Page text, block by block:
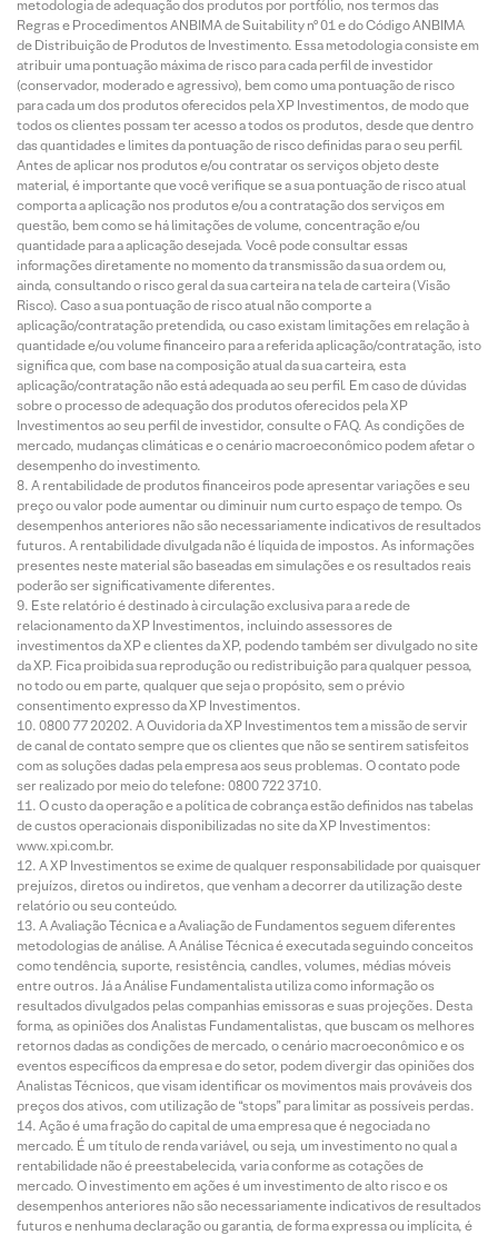
metodologia de adequação dos produtos por portfólio, nos termos das
Regras e Procedimentos ANBIMA de Suitability nº 01 e do Código ANBIMA
de Distribuição de Produtos de Investimento. Essa metodologia consiste em
atribuir uma pontuação máxima de risco para cada perfil de investidor
(conservador, moderado e agressivo), bem como uma pontuação de risco
para cada um dos produtos oferecidos pela XP Investimentos, de modo que
todos os clientes possam ter acesso a todos os produtos, desde que dentro
das quantidades e limites da pontuação de risco definidas para o seu perfil.
Antes de aplicar nos produtos e/ou contratar os serviços objeto deste
material, é importante que você verifique se a sua pontuação de risco atual
comporta a aplicação nos produtos e/ou a contratação dos serviços em
questão, bem como se há limitações de volume, concentração e/ou
quantidade para a aplicação desejada. Você pode consultar essas
informações diretamente no momento da transmissão da sua ordem ou,
ainda, consultando o risco geral da sua carteira na tela de carteira (Visão
Risco). Caso a sua pontuação de risco atual não comporte a
aplicação/contratação pretendida, ou caso existam limitações em relação à
quantidade e/ou volume financeiro para a referida aplicação/contratação, isto
significa que, com base na composição atual da sua carteira, esta
aplicação/contratação não está adequada ao seu perfil. Em caso de dúvidas
sobre o processo de adequação dos produtos oferecidos pela XP
Investimentos ao seu perfil de investidor, consulte o FAQ. As condições de
mercado, mudanças climáticas e o cenário macroeconômico podem afetar o
desempenho do investimento.
A rentabilidade de produtos financeiros pode apresentar variações e seu
preço ou valor pode aumentar ou diminuir num curto espaço de tempo. Os
desempenhos anteriores não são necessariamente indicativos de resultados
futuros. A rentabilidade divulgada não é líquida de impostos. As informações
presentes neste material são baseadas em simulações e os resultados reais
poderão ser significativamente diferentes.
Este relatório é destinado à circulação exclusiva para a rede de
relacionamento da XP Investimentos, incluindo assessores de
investimentos da XP e clientes da XP, podendo também ser divulgado no site
da XP. Fica proibida sua reprodução ou redistribuição para qualquer pessoa,
no todo ou em parte, qualquer que seja o propósito, sem o prévio
consentimento expresso da XP Investimentos.
0800 77 20202. A Ouvidoria da XP Investimentos tem a missão de servir
de canal de contato sempre que os clientes que não se sentirem satisfeitos
com as soluções dadas pela empresa aos seus problemas. O contato pode
ser realizado por meio do telefone: 0800 722 3710.
O custo da operação e a política de cobrança estão definidos nas tabelas
de custos operacionais disponibilizadas no site da XP Investimentos:
www.xpi.com.br.
A XP Investimentos se exime de qualquer responsabilidade por quaisquer
prejuízos, diretos ou indiretos, que venham a decorrer da utilização deste
relatório ou seu conteúdo.
A Avaliação Técnica e a Avaliação de Fundamentos seguem diferentes
metodologias de análise. A Análise Técnica é executada seguindo conceitos
como tendência, suporte, resistência, candles, volumes, médias móveis
entre outros. Já a Análise Fundamentalista utiliza como informação os
resultados divulgados pelas companhias emissoras e suas projeções. Desta
forma, as opiniões dos Analistas Fundamentalistas, que buscam os melhores
retornos dadas as condições de mercado, o cenário macroeconômico e os
eventos específicos da empresa e do setor, podem divergir das opiniões dos
Analistas Técnicos, que visam identificar os movimentos mais prováveis dos
preços dos ativos, com utilização de “stops” para limitar as possíveis perdas.
Ação é uma fração do capital de uma empresa que é negociada no
mercado. É um título de renda variável, ou seja, um investimento no qual a
rentabilidade não é preestabelecida, varia conforme as cotações de
mercado. O investimento em ações é um investimento de alto risco e os
desempenhos anteriores não são necessariamente indicativos de resultados
futuros e nenhuma declaração ou garantia, de forma expressa ou implícita, é